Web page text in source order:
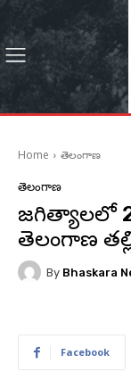
Home తెలంగాణ
తెలంగాణ
జగిత్యాలలో
తెలంగాణ
By Bhaskara
Facebook